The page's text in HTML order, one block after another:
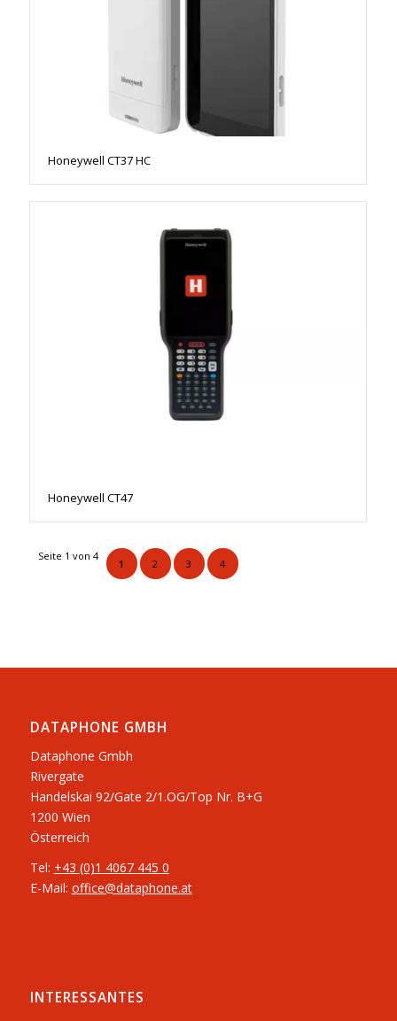
Honeywell CT37 HC
Honeywell CT47
Seite 1 von 4
1 2 3 4
DATAPHONE GMBH
Dataphone Gmbh
Rivergate
​Handelskai 92/Gate 2/1.OG/Top Nr. B+G
1200 Wien
Österreich
Tel: +43 (0)1 4067 445 0
E-Mail: office@dataphone.at
INTERESSANTES